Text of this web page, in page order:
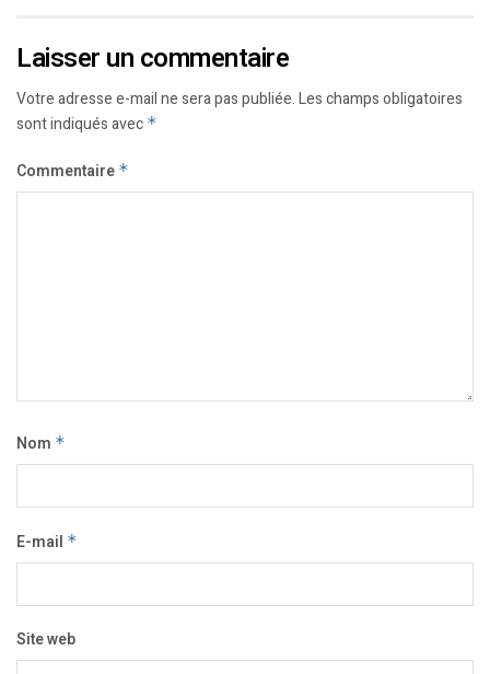
Laisser un commentaire
Votre adresse e-mail ne sera pas publiée.Les champs obligatoires
sont indiqués avec *
Commentaire *
Nom *
E-mail *
Site web